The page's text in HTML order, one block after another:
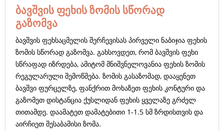
ბავშვის ფეხის ზომის სწორად
გაზომვა
ბავშვის ფეხსაცმელის შერჩევისას პირველი ნაბიჯია ფეხის
ზომის სწორად გაზომვა. გახსოვდეთ, რომ ბავშვის ფეხი
სწრაფად იზრდება, ამიტომ მნიშვნელოვანია ფეხის ზომის
რეგულარული შემოწმება. ზომის გასაზომად, დააყენეთ
ბავშვი ფურცელზე, ფანქრით მოხაზეთ ფეხის კონტური და
გაზომეთ დისტანცია ქუსლიდან ფეხის ყველაზე გრძელ
თითამდე. დაამატეთ დამატებითი 1-1.5 სმ ზრდისთვის და
აირჩიეთ შესაბამისი ზომა.